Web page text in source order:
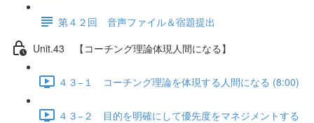
第４２回 音声ファイル＆宿題提出
Unit.43 【コーチング理論体現人間になる】
４３−１ コーチング理論を体現する人間になる (8:00)
４３−２ 目的を明確にして優先度をマネジメントする